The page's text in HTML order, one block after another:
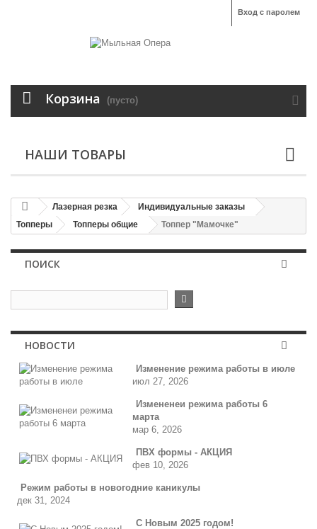
Вход с паролем
Корзина (пусто)
НАШИ ТОВАРЫ
Лазерная резка
Индивидуальные заказы
Топперы
Топперы общие Топпер "Мамочке"
ПОИСК
НОВОСТИ
Изменение режима работы в июле
июл 27, 2026
Измененеи режима работы 6
марта
мар 6, 2026
ПВХ формы - АКЦИЯ
фев 10, 2026
Режим работы в новогодние каникулы
дек 31, 2024
С Новым 2025 годом!